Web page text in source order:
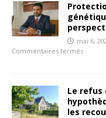
mai 6,
Commentaires fermés
Le refus
les